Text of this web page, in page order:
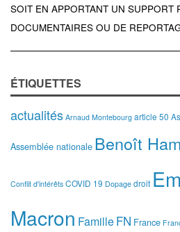
SOIT EN APPORTANT UN SUPPORT
DOCUMENTAIRES OU DE
ÉTIQUETTES
actualités Arnaud Montebourg article 50
Assemblée nationale Benoît
Conflit d'intérêts COVID 19 Dopage droit
Macron FamilleFN France